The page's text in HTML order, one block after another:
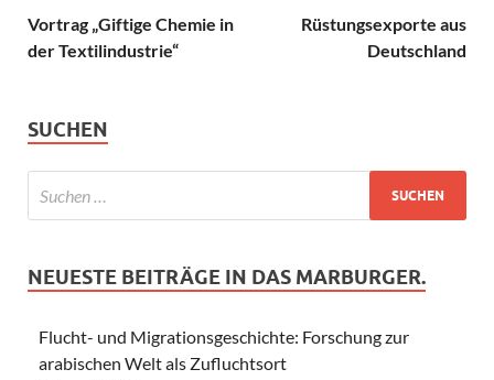
Vortrag „Giftige Chemie in
der Textilindustrie“
Rüstungsexporte aus
Deutschland
SUCHEN
NEUESTE BEITRÄGE IN DAS MARBURGER.
Flucht- und Migrationsgeschichte: Forschung zur
arabischen Welt als Zufluchtsort